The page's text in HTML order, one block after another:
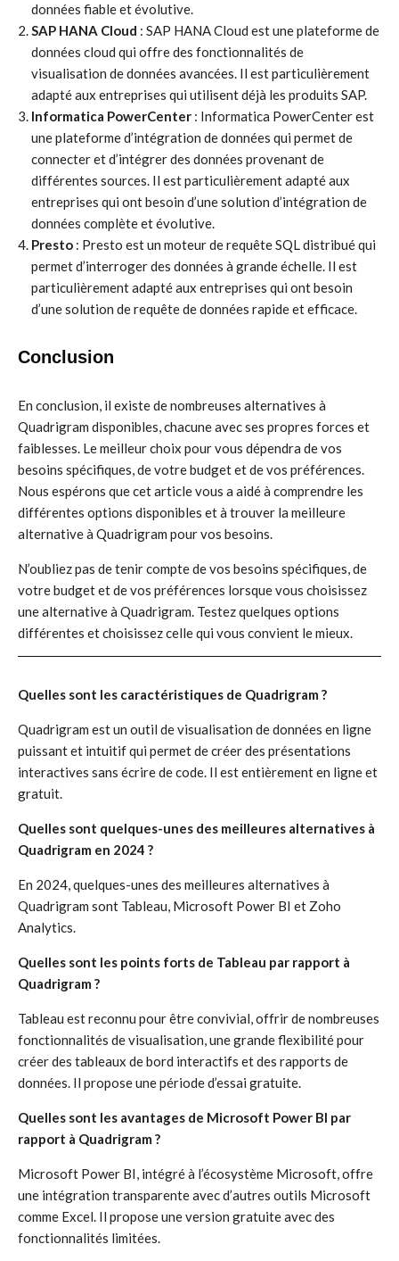
données fiable et évolutive.
SAP HANA Cloud : SAP HANA Cloud est une plateforme de
données cloud qui offre des fonctionnalités de
visualisation de données avancées. Il est particulièrement
adapté aux entreprises qui utilisent déjà les produits SAP.
Informatica PowerCenter : Informatica PowerCenter est
une plateforme d’intégration de données qui permet de
connecter et d’intégrer des données provenant de
différentes sources. Il est particulièrement adapté aux
entreprises qui ont besoin d’une solution d’intégration de
données complète et évolutive.
Presto : Presto est un moteur de requête SQL distribué qui
permet d’interroger des données à grande échelle. Il est
particulièrement adapté aux entreprises qui ont besoin
d’une solution de requête de données rapide et efficace.
Conclusion
En conclusion, il existe de nombreuses alternatives à
Quadrigram disponibles, chacune avec ses propres forces et
faiblesses. Le meilleur choix pour vous dépendra de vos
besoins spécifiques, de votre budget et de vos préférences.
Nous espérons que cet article vous a aidé à comprendre les
différentes options disponibles et à trouver la meilleure
alternative à Quadrigram pour vos besoins.
N’oubliez pas de tenir compte de vos besoins spécifiques, de
votre budget et de vos préférences lorsque vous choisissez
une alternative à Quadrigram. Testez quelques options
différentes et choisissez celle qui vous convient le mieux.
Quelles sont les caractéristiques de Quadrigram ?
Quadrigram est un outil de visualisation de données en ligne
puissant et intuitif qui permet de créer des présentations
interactives sans écrire de code. Il est entièrement en ligne et
gratuit.
Quelles sont quelques-unes des meilleures alternatives à
Quadrigram en 2024 ?
En 2024, quelques-unes des meilleures alternatives à
Quadrigram sont Tableau, Microsoft Power BI et Zoho
Analytics.
Quelles sont les points forts de Tableau par rapport à
Quadrigram ?
Tableau est reconnu pour être convivial, offrir de nombreuses
fonctionnalités de visualisation, une grande flexibilité pour
créer des tableaux de bord interactifs et des rapports de
données. Il propose une période d’essai gratuite.
Quelles sont les avantages de Microsoft Power BI par
rapport à Quadrigram ?
Microsoft Power BI, intégré à l’écosystème Microsoft, offre
une intégration transparente avec d’autres outils Microsoft
comme Excel. Il propose une version gratuite avec des
fonctionnalités limitées.